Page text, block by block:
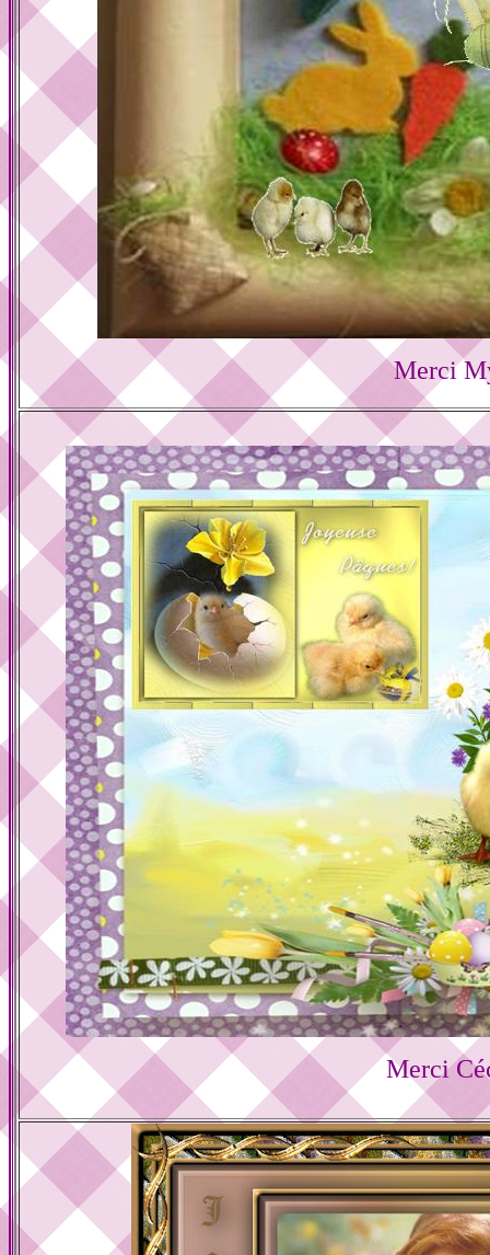
Merci
Merci